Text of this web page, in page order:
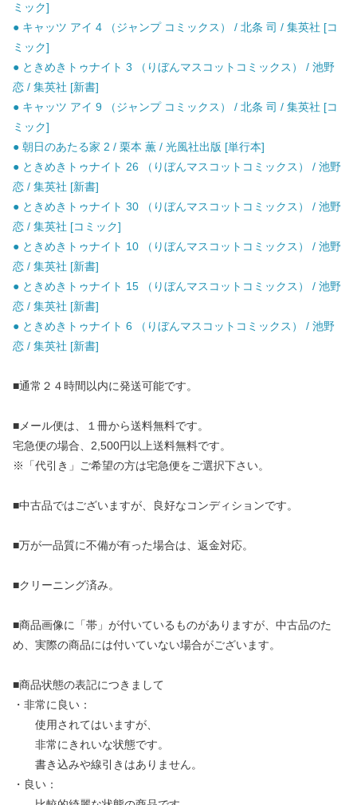
ミック]
● キャッツ アイ 4 （ジャンプ コミックス） / 北条 司 / 集英社 [コ
ミック]
● ときめきトゥナイト 3 （りぼんマスコットコミックス） / 池野
恋 / 集英社 [新書]
● キャッツ アイ 9 （ジャンプ コミックス） / 北条 司 / 集英社 [コ
ミック]
● 朝日のあたる家 2 / 栗本 薫 / 光風社出版 [単行本]
● ときめきトゥナイト 26 （りぼんマスコットコミックス） / 池野
恋 / 集英社 [新書]
● ときめきトゥナイト 30 （りぼんマスコットコミックス） / 池野
恋 / 集英社 [コミック]
● ときめきトゥナイト 10 （りぼんマスコットコミックス） / 池野
恋 / 集英社 [新書]
● ときめきトゥナイト 15 （りぼんマスコットコミックス） / 池野
恋 / 集英社 [新書]
● ときめきトゥナイト 6 （りぼんマスコットコミックス） / 池野
恋 / 集英社 [新書]
■通常２４時間以内に発送可能です。
■メール便は、１冊から送料無料です。
宅急便の場合、2,500円以上送料無料です。
※「代引き」ご希望の方は宅急便をご選択下さい。
■中古品ではございますが、良好なコンディションです。
■万が一品質に不備が有った場合は、返金対応。
■クリーニング済み。
■商品画像に「帯」が付いているものがありますが、中古品のた
め、実際の商品には付いていない場合がございます。
■商品状態の表記につきまして
・非常に良い：
使用されてはいますが、
非常にきれいな状態です。
書き込みや線引きはありません。
・良い：